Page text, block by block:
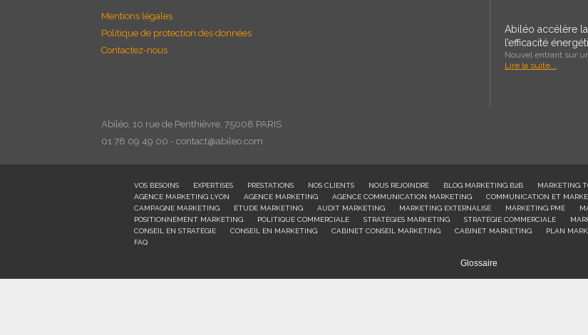
Mentions légales
Politique de protection des données
Contactez-nous
Abiléo, 10 rue de Penthièvre, 75008 PARIS
01 78 09 49 00 - contact@abileo.com
Abiléo accélère
l’efficacité
Nouvel entrant sur
Lire la suite...
VOS BESOINS EXPERTISES PRESTATIONS NOS CLIENTS NOUS REJOINDRE BLOG MARKETING B2B MARKETING
AGENCE MARKETING LYON
AGENCE MARKETING AGENCE COMMUNICATION MARKETING COMMUNICATION ET
CAMPAGNE MARKETING
ÉTUDE MARKETING AUDIT MARKETING MARKETING EXTERNALISÉ MARKETING PME
POSITIONNEMENT MARKETING
POLITIQUE COMMERCIALE STRATÉGIES MARKETING STRATÉGIE COMMERCIALE
CONSEIL EN STRATÉGIE
CONSEIL EN MARKETING CABINET CONSEIL MARKETING CABINET MARKETING PLAN
FAQ
Glossaire